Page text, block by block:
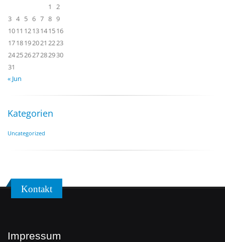
1
2
3 4 5 6 7 8 9
1011 1213141516
1718192021 2223
24252627282930
31
« Jun
Kategorien
Uncategorized
Kontakt
Impressum